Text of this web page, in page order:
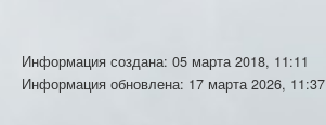
Информация создана: 05 марта 2018, 11:11
Информация обновлена: 17 марта 2026, 11:37